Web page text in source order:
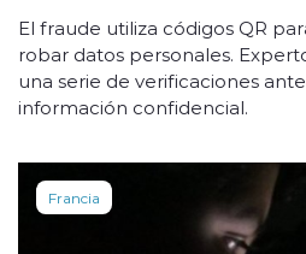
El fraude utiliza códigos QR
robar datos personales.
una serie de verificaciones
información confidencial.
Francia